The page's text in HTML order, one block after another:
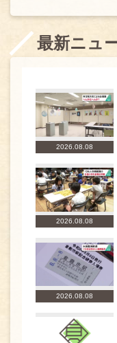
最新ニュ
2026.08.08
2026.08.08
2026.08.08